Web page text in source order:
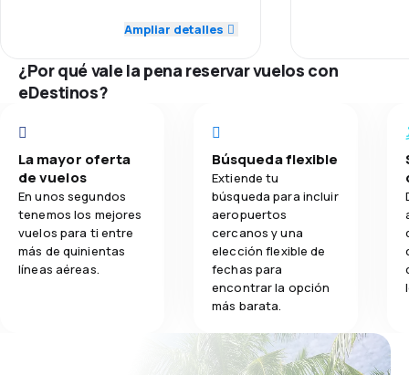
5.0
Red de conexiones 4.0
Comodidad de viaje 5.0
Transporte de equipaje 5.0
Comidas 5.0
Ampliar detalles
Red de
Comodidad
¿Por qué vale la pena reservar vuelos con
eDestinos?
La mayor oferta
de vuelos
En unos segundos
tenemos los mejores
vuelos para ti entre
más de quinientas
líneas aéreas.
Búsqueda flexible
Extiende tu
búsqueda para incluir
aeropuertos
cercanos y una
elección flexible de
fechas para
encontrar la opción
más barata.